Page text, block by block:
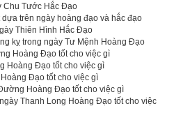
Chu Tước Hắc Đạo
trên ngày hoàng đạo và hắc đạo
Thiên Hình Hắc Đạo
kỵ trong ngày Tư Mệnh Hoàng Đạo
Hoàng Đạo tốt cho việc gì
Hoàng Đạo tốt cho việc gì
Đạo tốt cho việc gì
Hoàng Đạo tốt cho việc gì
Thanh Long Hoàng Đạo tốt cho việc
tốt hay xấu – Tính chất và ý nghĩa
tốt hay xấu – Tính chất và ý
long